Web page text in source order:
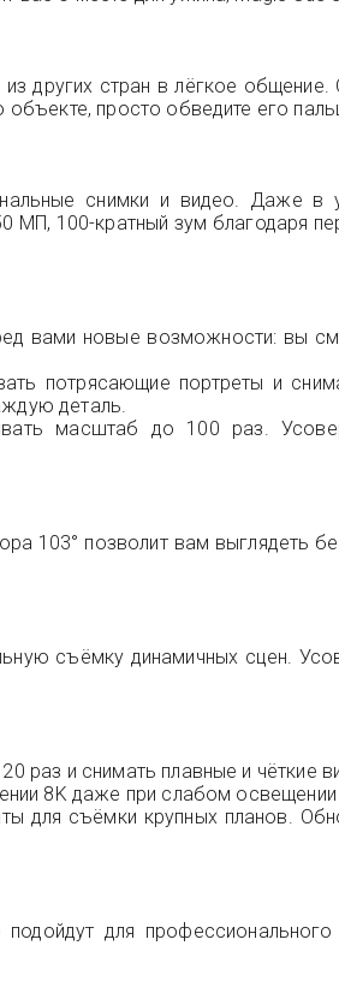
других стран в лёгкое
просто обведите его
снимки и видео. Даже в
МП, 100-кратный зум благодаря
вами новые возможности: вы
потрясающие портреты и
деталь.
масштаб до 100 раз.
103° позволит вам выглядеть
съёмку динамичных сцен.
раз и снимать плавные и чёткие
8K даже при слабом
для съёмки крупных планов.
для